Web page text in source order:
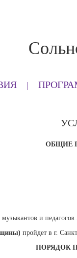
ОБЩИЕ
и
пройдет в г.
ПОРЯДОК